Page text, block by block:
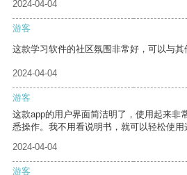
2024-04-04
游客
这款学习软件的社区氛围非常好，可以与其
2024-04-04
游客
这款app的用户界面简洁明了，使用起来非
悉操作。我不用看说明书，就可以轻松使用
2024-04-04
游客